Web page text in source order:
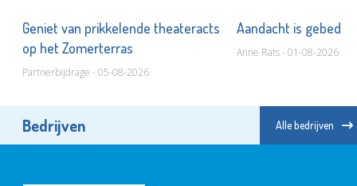
Geniet van prikkelende theateracts
op het Zomerterras
Partnerbijdrage - 05-08-2026
Aandacht is gebed
Anne Rats - 01-08-2026
Bedrijven Alle bedrijven